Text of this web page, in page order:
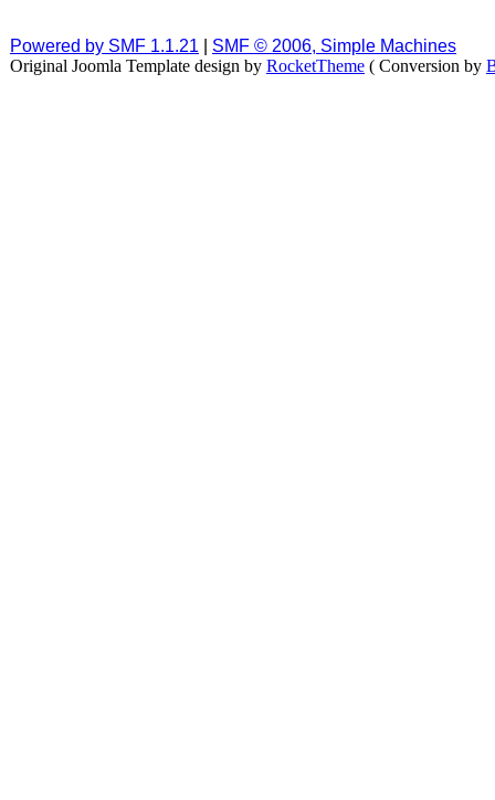
Powered by SMF 1.1.21
SMF © 2006, Simple Machines
Original Joomla Template design by RocketTheme ( Conversion by